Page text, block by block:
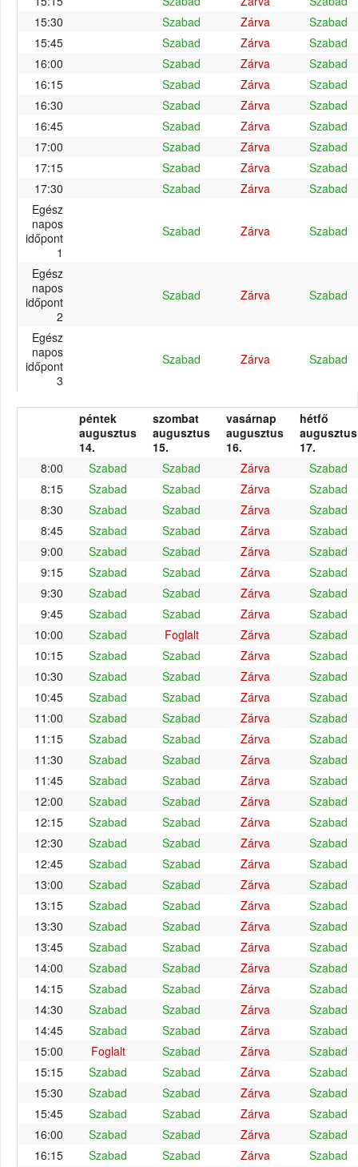
15:30
Szabad Zárva
Szabad
15:45
Szabad Zárva
Szabad
16:00
Szabad Zárva
Szabad
16:15
Szabad Zárva
Szabad
16:30
Szabad Zárva
Szabad
16:45
Szabad Zárva
Szabad
17:00
Szabad Zárva
Szabad
17:15
Szabad Zárva
Szabad
17:30
Szabad Zárva
Szabad
Egész
napos
időpont
1
Szabad Zárva Szabad
Egész
napos
időpont
2
Szabad Zárva Szabad
Egész
napos
időpont
3
Szabad Zárva Szabad
péntek
augusztus
14.
szombat
augusztus
15.
vasárnap
augusztus
16.
hétfő
augusztus
17.
8:00
Szabad Szabad Zárva
Szabad
8:15
Szabad Szabad Zárva
Szabad
8:30
Szabad Szabad Zárva
Szabad
8:45
Szabad Szabad Zárva
Szabad
9:00
Szabad Szabad Zárva
Szabad
9:15
Szabad Szabad Zárva
Szabad
9:30
Szabad Szabad Zárva
Szabad
9:45
Szabad Szabad Zárva
Szabad
10:00
Szabad Foglalt Zárva
Szabad
10:15
Szabad Szabad Zárva
Szabad
10:30
Szabad Szabad Zárva
Szabad
10:45
Szabad Szabad Zárva
Szabad
11:00
Szabad Szabad Zárva
Szabad
11:15
Szabad Szabad Zárva
Szabad
11:30
Szabad Szabad Zárva
Szabad
11:45
Szabad Szabad Zárva
Szabad
12:00
Szabad Szabad Zárva
Szabad
12:15
Szabad Szabad Zárva
Szabad
12:30
Szabad Szabad Zárva
Szabad
12:45
Szabad Szabad Zárva
Szabad
13:00
Szabad Szabad Zárva
Szabad
13:15
Szabad Szabad Zárva
Szabad
13:30
Szabad Szabad Zárva
Szabad
13:45
Szabad Szabad Zárva
Szabad
14:00
Szabad Szabad Zárva
Szabad
14:15
Szabad Szabad Zárva
Szabad
14:30
Szabad Szabad Zárva
Szabad
14:45
Szabad Szabad Zárva
Szabad
15:00
Foglalt Szabad Zárva
Szabad
15:15
Szabad Szabad Zárva
Szabad
15:30
Szabad Szabad Zárva
Szabad
15:45
Szabad Szabad Zárva
Szabad
16:00
Szabad Szabad Zárva
Szabad
16:15
Szabad Szabad Zárva Szabad